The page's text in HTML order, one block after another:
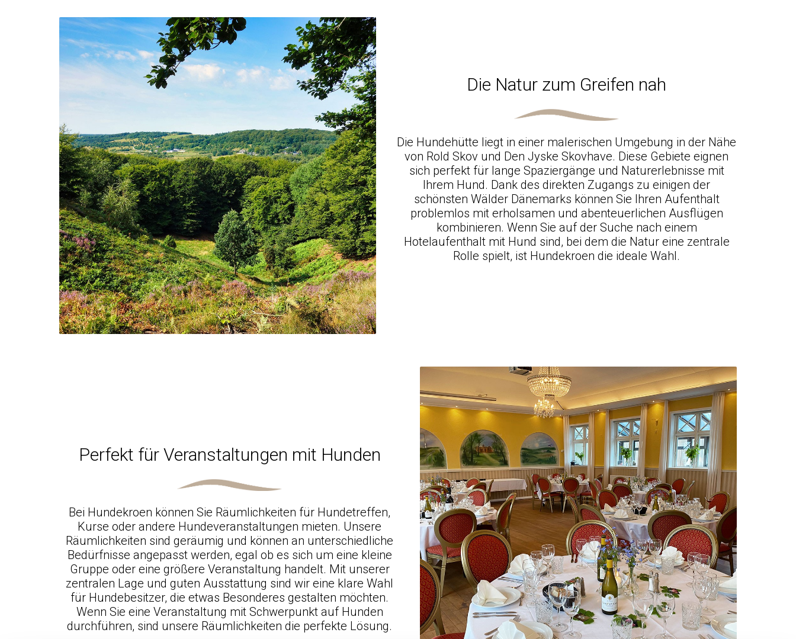
Die Natur zum Greifen nah
Die Hundehütte liegt in einer malerischen Umgebung in der Nähe
von Rold Skov und Den Jyske Skovhave. Diese Gebiete eignen
sich perfekt für lange Spaziergänge und Naturerlebnisse mit
Ihrem Hund. Dank des direkten Zugangs zu einigen der
schönsten Wälder Dänemarks können Sie Ihren Aufenthalt
problemlos mit erholsamen und abenteuerlichen Ausflügen
kombinieren. Wenn Sie auf der Suche nach einem
Hotelaufenthalt mit Hund sind, bei dem die Natur eine zentrale
Rolle spielt, ist Hundekroen die ideale Wahl.
Perfekt für Veranstaltungen mit Hunden
Bei Hundekroen können Sie Räumlichkeiten für Hundetreffen,
Kurse oder andere Hundeveranstaltungen mieten. Unsere
Räumlichkeiten sind geräumig und können an unterschiedliche
Bedürfnisse angepasst werden, egal ob es sich um eine kleine
Gruppe oder eine größere Veranstaltung handelt. Mit unserer
zentralen Lage und guten Ausstattung sind wir eine klare Wahl
für Hundebesitzer, die etwas Besonderes gestalten möchten.
Wenn Sie eine Veranstaltung mit Schwerpunkt auf Hunden
durchführen, sind unsere Räumlichkeiten die perfekte Lösung.